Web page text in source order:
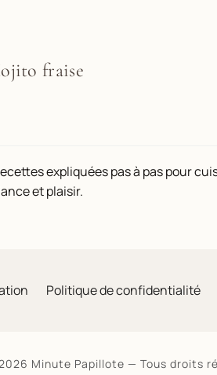
fraise
expliquées pas à pas pour
et plaisir.
Politique de confidentialité
Minute Papillote — Tous droits